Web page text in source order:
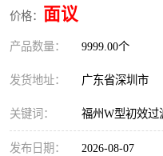
价格： 面议
产品数量： 9999.00个
发货地址： 广东省深圳市
关键词： 福州W型初效过
发布日期： 2026-08-07